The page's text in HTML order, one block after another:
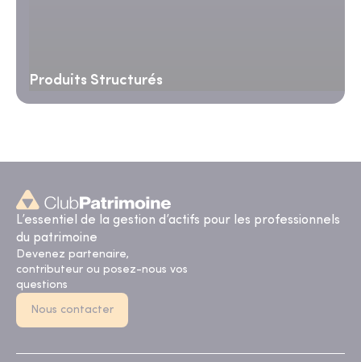
Produits Structurés
L’essentiel de la gestion d’actifs pour les professionnels
du patrimoine
Devenez partenaire,
contributeur ou posez-nous vos
questions
Nous contacter